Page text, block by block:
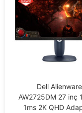
Dell Alienware
AW2725DM 27 inç
1ms 2K QHD